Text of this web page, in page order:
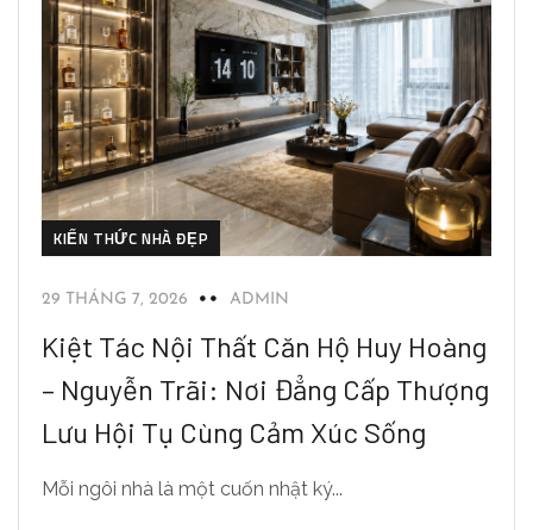
KIẾN THỨC NHÀ ĐẸP
29 THÁNG 7, 2026 ADMIN
Kiệt Tác Nội Thất Căn Hộ Huy Hoàng
– Nguyễn Trãi: Nơi Đẳng Cấp Thượng
Lưu Hội Tụ Cùng Cảm Xúc Sống
Mỗi ngôi nhà là một cuốn nhật ký...